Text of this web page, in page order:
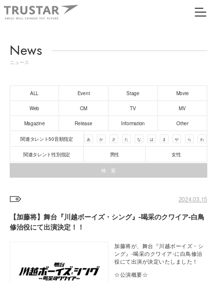
News
ニュース
ALL Event Stage Movie
Web CM TV MV
Magazine Release Information Other
関連タレント50音順指定 あ か さ た な は ま や ら わ
関連タレント性別指定 男性 女性
2024.03.15
【加藤将】舞台『川越ボーイズ・シング』-喝采のクワイア-白鳥
修治役にて出演決定！！
加藤将が、舞台『川越ボーイズ・シ
ング』-喝采のクワイア-に白鳥修治
役にて出演が決定いたしました！
☆公演概要☆